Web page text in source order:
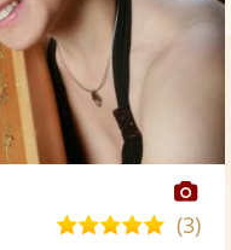
5,0(3)